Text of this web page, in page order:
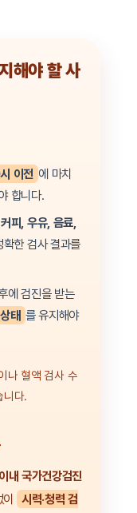
해야 할 사
이전 에 마치
합니다.
피, 우유, 음료,
한 검사 결과를
에 검진을 받는
태 를 유지해야
나 혈액 검사 수
니다.
내 국가건강검진
이 시력·청력 검